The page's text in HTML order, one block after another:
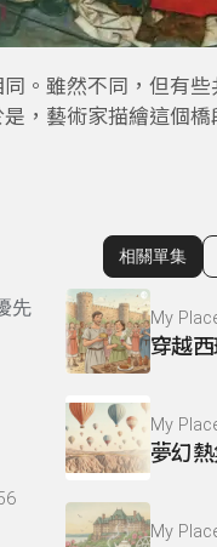
。雖然不同，但有
，藝術家描繪這個橋
先
相關單集
My
My
My